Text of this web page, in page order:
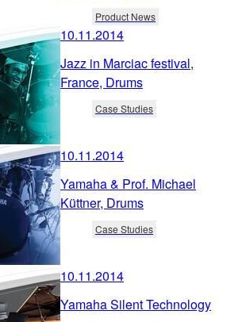
Product News
10.11.2014
Jazz in Marciac festival,
France, Drums
Case Studies
10.11.2014
Yamaha & Prof. Michael
Küttner, Drums
Case Studies
10.11.2014
Yamaha Silent Technology